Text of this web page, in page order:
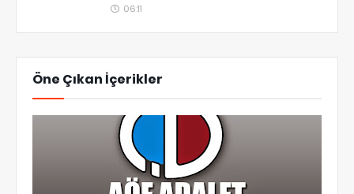
06:11
Öne Çıkan İçerikler